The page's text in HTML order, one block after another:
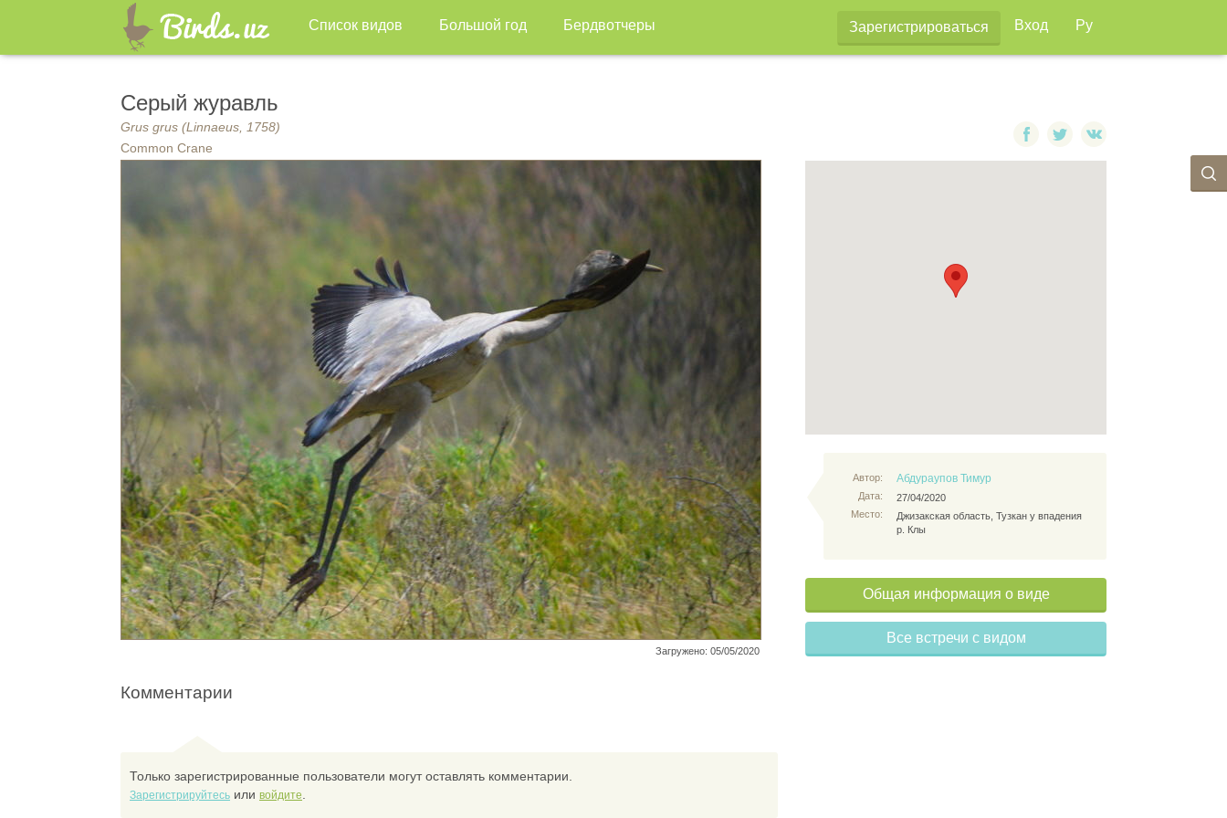
Список видов Большой год Бердвотчеры Зарегистрироваться Вход Ру
Серый журавль
Grus grus (Linnaeus, 1758)
Common Crane
Загружено: 05/05/2020
Автор:
Дата:
Место:
Абдураупов Тимур
27/04/2020
Джизакская область, Тузкан у впадения
р. Клы
Общая информация о виде
Все встречи с видом
Комментарии
Только зарегистрированные пользователи могут оставлять комментарии.
Зарегистрируйтесь или войдите